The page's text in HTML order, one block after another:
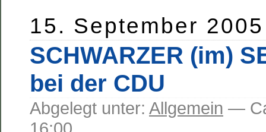
15. September 2005
SCHWARZER (im)
bei der CDU
Abgelegt unter: Allgemein —